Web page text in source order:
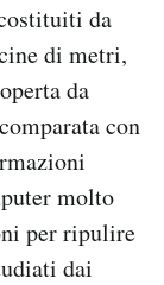
da
di metri,
da
con
molto
per ripulire
dai